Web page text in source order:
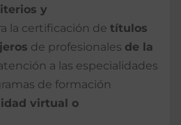
y
la certificación de títulos
de profesionales de la
a las especialidades
de formación
virtual o